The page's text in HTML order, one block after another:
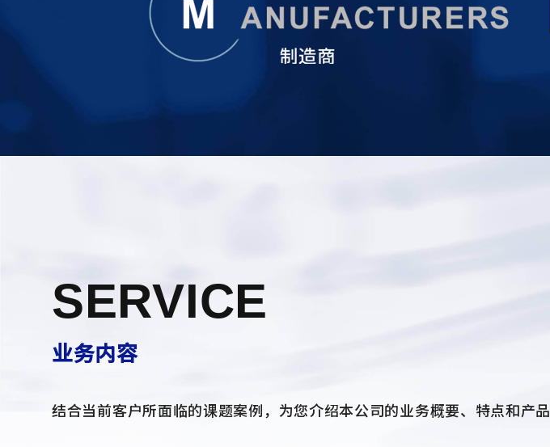
SERVICE
业务内容
结合当前客户所面临的课题案例，为您介绍本公司的业务概要、特点和产品